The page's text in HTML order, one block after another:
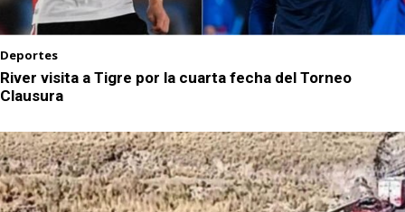
Deportes
River visita a Tigre por la cuarta fecha del Torneo
Clausura